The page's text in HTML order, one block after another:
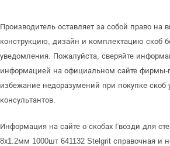
Производитель оставляет за собой право на
конструкцию, дизайн и комплектацию скоб
уведомления. Пожалуйста, сверяйте
информацией на официальном сайте фирмы-
избежание недоразумений при покупке
консультантов.
Информация на сайте о скобах Гвозди для
8х1.2мм 1000шт 641132 Stelgrit справочная и